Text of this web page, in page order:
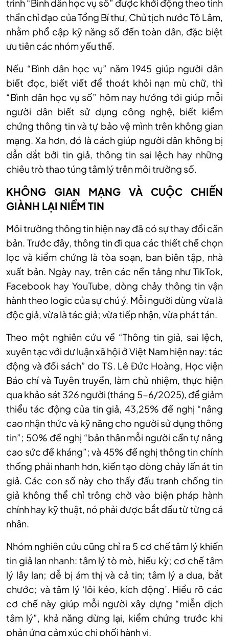
trình “Bình dân học vụ số” được khởi động theo tinh
thần chỉ đạo của Tổng Bí thư, Chủ tịch nước Tô Lâm,
nhằm phổ cập kỹ năng số đến toàn dân, đặc biệt
ưu tiên các nhóm yếu thế.
Nếu “Bình dân học vụ” năm 1945 giúp người dân
biết đọc, biết viết để thoát khỏi nạn mù chữ, thì
“Bình dân học vụ số” hôm nay hướng tới giúp mỗi
người dân biết sử dụng công nghệ, biết kiểm
chứng thông tin và tự bảo vệ mình trên không gian
mạng. Xa hơn, đó là cách giúp người dân không bị
dẫn dắt bởi tin giả, thông tin sai lệch hay những
chiêu trò thao túng tâm lý trên môi trường số.
KHÔNG GIAN MẠNG VÀ CUỘC CHIẾN
GIÀNH LẠI NIỀM TIN
Môi trường thông tin hiện nay đã có sự thay đổi căn
bản. Trước đây, thông tin đi qua các thiết chế chọn
lọc và kiểm chứng là tòa soạn, ban biên tập, nhà
xuất bản. Ngày nay, trên các nền tảng như TikTok,
Facebook hay YouTube, dòng chảy thông tin vận
hành theo logic của sự chú ý. Mỗi người dùng vừa là
độc giả, vừa là tác giả; vừa tiếp nhận, vừa phát tán.
Theo một nghiên cứu về “Thông tin giả, sai lệch,
xuyên tạc với dư luận xã hội ở Việt Nam hiện nay: tác
động và đối sách” do TS. Lê Đức Hoàng, Học viện
Báo chí và Tuyên truyền, làm chủ nhiệm, thực hiện
qua khảo sát 326 người (tháng 5-6/2025), để giảm
thiểu tác động của tin giả, 43,25% đề nghị “nâng
cao nhận thức và kỹ năng cho người sử dụng thông
tin”; 50% đề nghị “bản thân mỗi người cần tự nâng
cao sức đề kháng”; và 45% đề nghị thông tin chính
thống phải nhanh hơn, kiến tạo dòng chảy lấn át tin
giả. Các con số này cho thấy đấu tranh chống tin
giả không thể chỉ trông chờ vào biện pháp hành
chính hay kỹ thuật, nó phải được bắt đầu từ từng cá
nhân.
Nhóm nghiên cứu cũng chỉ ra 5 cơ chế tâm lý khiến
tin giả lan nhanh: tâm lý tò mò, hiếu kỳ; cơ chế tâm
lý lây lan; dễ bị ám thị và cả tin; tâm lý a dua, bắt
chước; và tâm lý ‘lôi kéo, kích động’. Hiểu rõ các
cơ chế này giúp mỗi người xây dựng “miễn dịch
tâm lý”, khả năng dừng lại, kiểm chứng trước khi
phản ứng cảm xúc chi phối hành vi.